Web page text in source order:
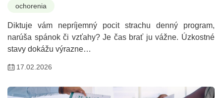
ochorenia
Diktuje vám nepríjemný pocit strachu denný program,
narúša spánok či vzťahy? Je čas brať ju vážne. Úzkostné
stavy dokážu výrazne…
17.02.2026